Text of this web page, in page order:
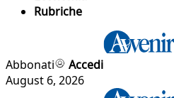
Rubriche
Abbonati
Accedi
August 6, 2026